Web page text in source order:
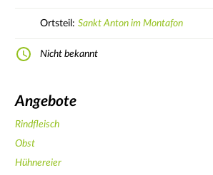
Ortsteil: Sankt Anton im Montafon
Nicht bekannt
Angebote
Rindfleisch
Obst
Hühnereier